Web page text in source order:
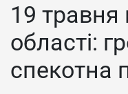
19 травня
області:
спекотна